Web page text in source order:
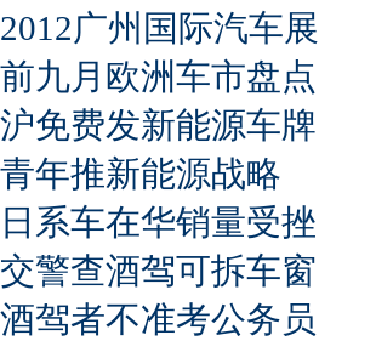
2012广州国际汽车展
前九月欧洲车市盘点
沪免费发新能源车牌
青年推新能源战略
日系车在华销量受挫
交警查酒驾可拆车窗
酒驾者不准考公务员